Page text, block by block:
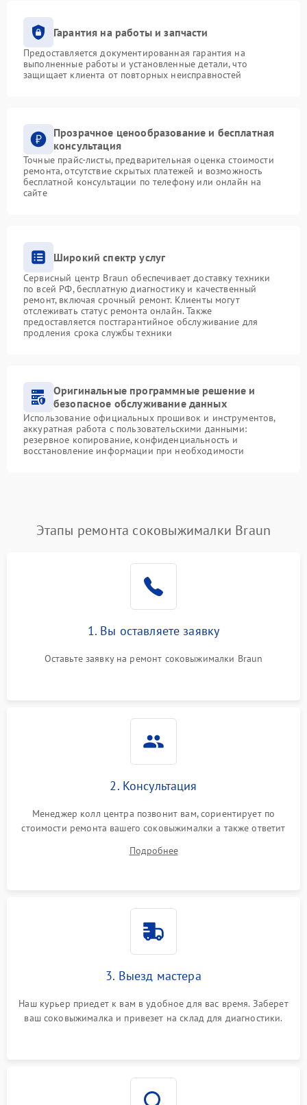
Гарантия на работы и запчасти
Предоставляется документированная гарантия на
выполненные работы и установленные детали, что
защищает клиента от повторных неисправностей
Прозрачное ценообразование и бесплатная
консультация
Точные прайс-листы, предварительная оценка стоимости
ремонта, отсутствие скрытых платежей и возможность
бесплатной консультации по телефону или онлайн на
сайте
Широкий спектр услуг
Сервисный центр Braun обеспечивает доставку техники
по всей РФ, бесплатную диагностику и качественный
ремонт, включая срочный ремонт. Клиенты могут
отслеживать статус ремонта онлайн. Также
предоставляется постгарантийное обслуживание для
продления срока службы техники
Оригинальные программные решение и
безопасное обслуживание данных
Использование официальных прошивок и инструментов,
аккуратная работа с пользовательскими данными:
резервное копирование, конфиденциальность и
восстановление информации при необходимости
Этапы ремонта соковыжималки Braun
1. Вы оставляете заявку
Оставьте заявку на ремонт соковыжималки Braun
2. Консультация
Менеджер колл центра позвонит вам, сориентирует по
стоимости ремонта вашего соковыжималки а также ответит
Подробнее
3. Выезд мастера
Наш курьер приедет к вам в удобное для вас время. Заберет
ваш соковыжималка и привезет на склад для диагностики.